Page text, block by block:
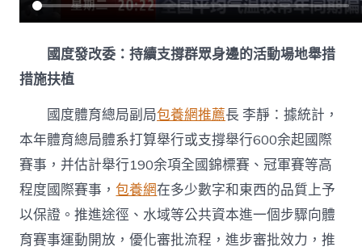
國度發改委：持續支撐群眾身邊的活動場地舉措
措施扶植
國度體育總局副局包養網推薦長 李靜：據統計，
本年體育總局體系打算舉行或支撐舉行600余起國際
賽事，并估計舉行190余項全國錦標賽、冠軍賽等高
程度國際賽事，包養網在多少數字和東西的品質上予
以保證。推進途徑、水域等公共資本進一個步驟向體
育賽事運動開放，優化審批流程，進步審批效力，推